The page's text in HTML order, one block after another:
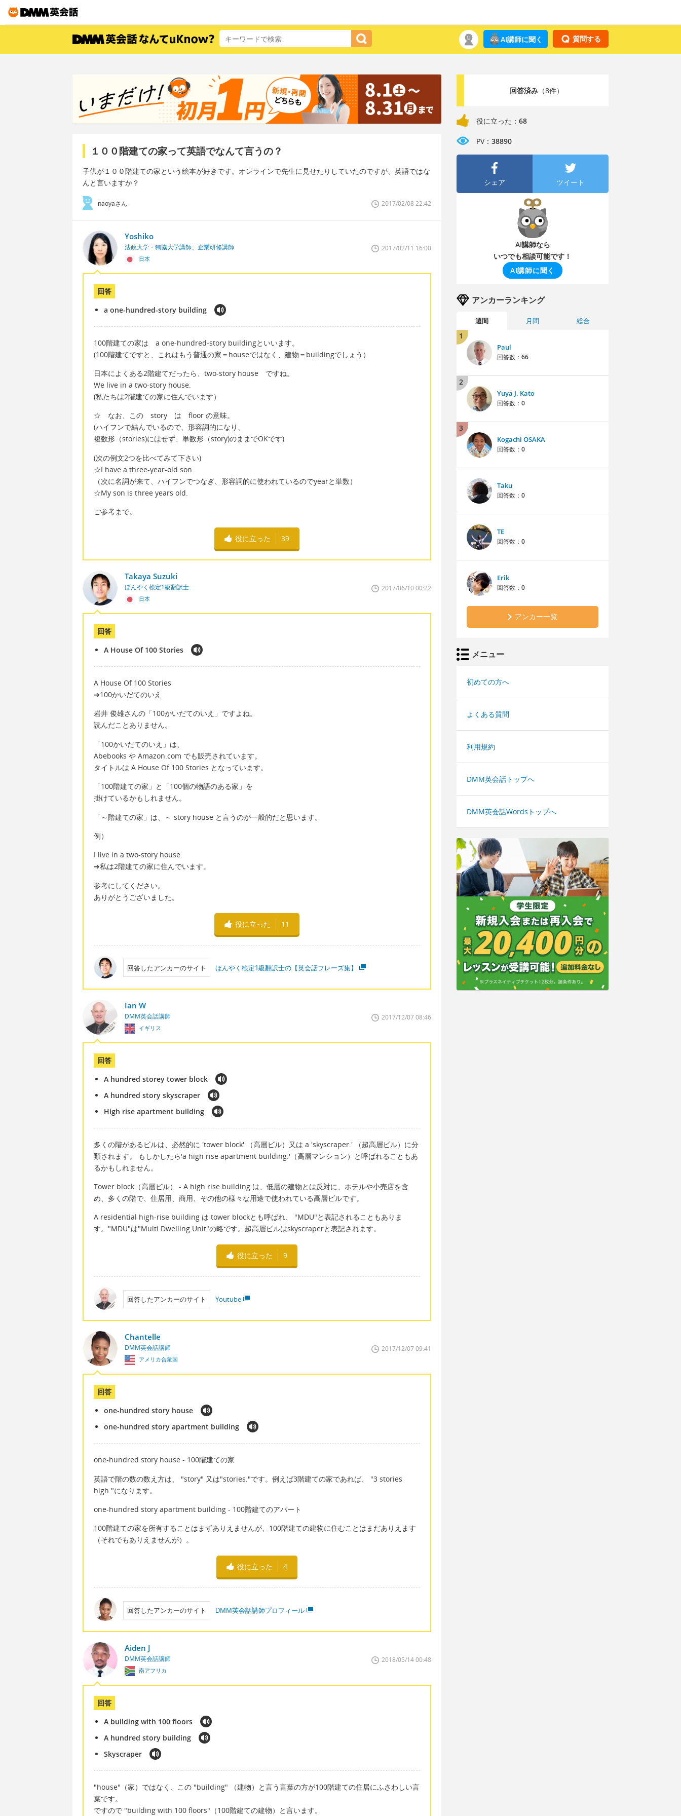
質問する
AI講師に聞く
１００階建ての家って英語でなんて言うの？
子供が１００階建ての家という絵本が好きです。オンラインで先生に見せたりしていたのですが、英語ではな
んと言いますか？
naoyaさん 2017/02/08 22:42
Yoshiko
法政大学・獨協大学講師、企業研修講師
日本
2017/02/11 16:00
回答
a one-hundred-story building
100階建ての家は a one-hundred-story buildingといいます。
(100階建てですと、これはもう普通の家＝houseではなく、建物＝buildingでしょう）
日本によくある2階建てだったら、two-story house ですね。
We live in a two-story house.
(私たちは2階建ての家に住んでいます）
☆ なお、この story は floor の意味。
(ハイフンで結んでいるので、形容詞的になり、
複数形（stories)にはせず、単数形（story)のままでOKです)
(次の例文2つを比べてみて下さい)
☆I have a three-year-old son.
（次に名詞が来て、ハイフンでつなぎ、形容詞的に使われているのでyearと単数）
☆My son is three years old.
ご参考まで。
役に立った 39
Takaya Suzuki
ほんやく検定1級翻訳士
日本
2017/06/10 00:22
回答
A House Of 100 Stories
A House Of 100 Stories
➔100かいだてのいえ
岩井 俊雄さんの「100かいだてのいえ」ですよね。
読んだことありません。
「100かいだてのいえ」は、
Abebooks や Amazon.com でも販売されています。
タイトルは A House Of 100 Stories となっています。
「100階建ての家」と「100個の物語のある家」を
掛けているかもしれません。
「～階建ての家」は、～ story house と言うのが一般的だと思います。
例）
I live in a two-story house.
➔私は2階建ての家に住んでいます。
参考にしてください。
ありがとうございました。
役に立った 11
回答したアンカーのサイト ほんやく検定1級翻訳士の【英会話フレーズ集】
Ian W
DMM英会話講師
イギリス
2017/12/07 08:46
回答
A hundred storey tower block
A hundred story skyscraper
High rise apartment building
多くの階があるビルは、必然的に 'tower block' （高層ビル）又は a 'skyscraper.' （超高層ビル）に分
類されます。 もしかしたら'a high rise apartment building.'（高層マンション）と呼ばれることもあ
るかもしれません。
Tower block（高層ビル） - A high rise building は、低層の建物とは反対に、ホテルや小売店を含
め、多くの階で、住居用、商用、その他の様々な用途で使われている高層ビルです。
A residential high-rise building は tower blockとも呼ばれ、 "MDU"と表記されることもありま
す。"MDU"は"Multi Dwelling Unit"の略です。超高層ビルはskyscraperと表記されます。
役に立った 9
回答したアンカーのサイト Youtube
Chantelle
DMM英会話講師
アメリカ合衆国
2017/12/07 09:41
回答
one-hundred story house
one-hundred story apartment building
one-hundred story house - 100階建ての家
英語で階の数の数え方は、 "story" 又は"stories."です。例えば3階建ての家であれば、 "3 stories
high."になります。
one-hundred story apartment building - 100階建てのアパート
100階建ての家を所有することはまずありえませんが、100階建ての建物に住むことはまだありえます
（それでもありえませんが）。
役に立った 4
回答したアンカーのサイト DMM英会話講師プロフィール
Aiden J
DMM英会話講師
南アフリカ
2018/05/14 00:48
回答
A building with 100 floors
A hundred story building
Skyscraper
"house"（家）ではなく、この "building" （建物）と言う言葉の方が100階建ての住居にふさわしい言
葉です。
ですので "building with 100 floors"（100階建ての建物）と言います。
回答済み（8件）
役に立った： 68
PV： 38890
シェア ツイート
AI講師なら
いつでも相談可能です！
AI講師に聞く
アンカーランキング
週間 月間 総合
1
Paul
回答数： 66
2
Yuya J. Kato
回答数： 0
3
Kogachi OSAKA
回答数： 0
Taku
回答数： 0
TE
回答数： 0
Erik
回答数： 0
アンカー一覧
メニュー
初めての方へ
よくある質問
利用規約
DMM英会話トップへ
DMM英会話Wordsトップへ